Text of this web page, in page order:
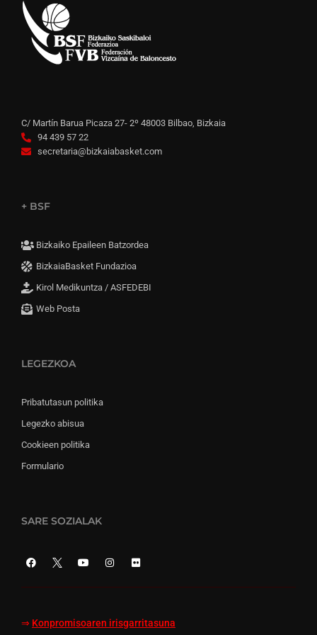
C/ Martín Barua Picaza 27- 2º 48003 Bilbao, Bizkaia
94 439 57 22
secretaria@bizkaiabasket.com
+ BSF
Bizkaiko Epaileen Batzordea
BizkaiaBasket Fundazioa
Kirol Medikuntza / ASFEDEBI
Web Posta
LEGEZKOA
Pribatutasun politika
Legezko abisua
Cookieen politika
Formulario
SARE SOZIALAK
⇒ Konpromisoaren irisgarritasuna